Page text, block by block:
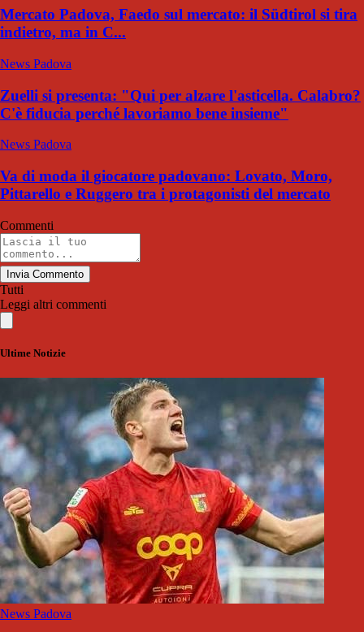
Mercato Padova, Faedo sul mercato: il Südtirol si tira
indietro, ma in C...
News Padova
Zuelli si presenta: "Qui per alzare l'asticella. Calabro?
C'è fiducia perché lavoriamo bene insieme"
News Padova
Va di moda il giocatore padovano: Lovato, Moro,
Pittarello e Ruggero tra i protagonisti del mercato
Commenti
Invia Commento
Tutti
Leggi altri commenti
Ultime Notizie
News Padova